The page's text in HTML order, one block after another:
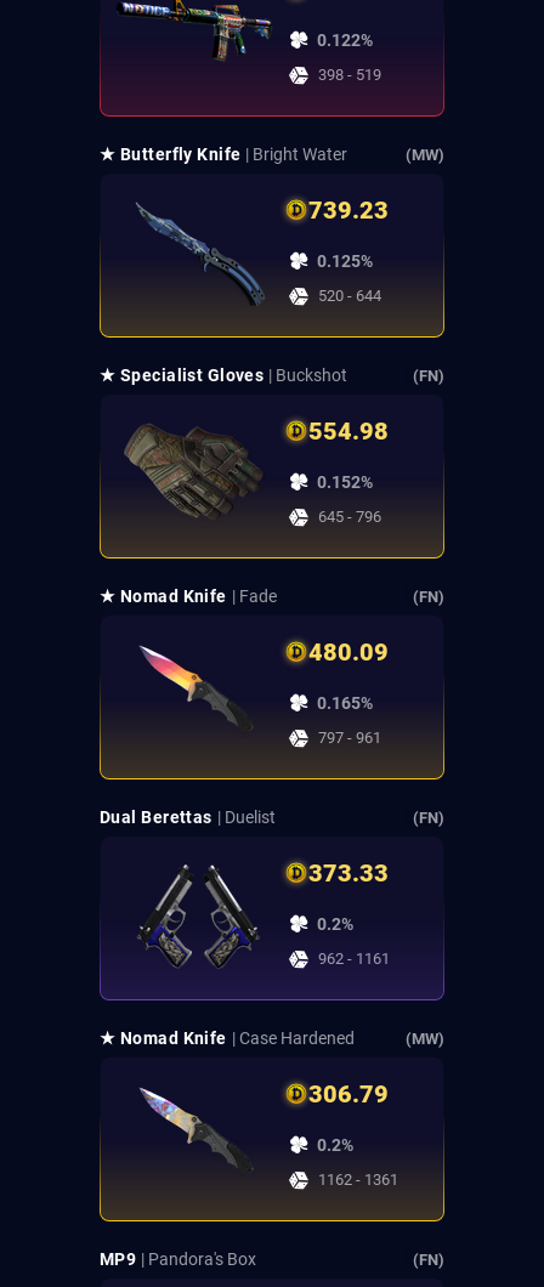
0.122%
398 - 519
★ Butterfly Knife | Bright Water (MW)
739.23
0.125%
520 - 644
★ Specialist Gloves | Buckshot (FN)
554.98
0.152%
645 - 796
★ Nomad Knife | Fade (FN)
480.09
0.165%
797 - 961
Dual Berettas | Duelist (FN)
373.33
0.2%
962 - 1161
★ Nomad Knife | Case Hardened (MW)
306.79
0.2%
1162 - 1361
MP9 | Pandora's Box (FN)